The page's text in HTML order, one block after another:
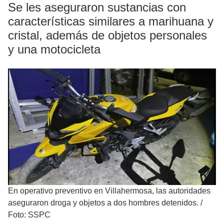
Se les aseguraron sustancias con
características similares a marihuana y
cristal, además de objetos personales
y una motocicleta
En operativo preventivo en Villahermosa, las autoridades
aseguraron droga y objetos a dos hombres detenidos. /
Foto: SSPC